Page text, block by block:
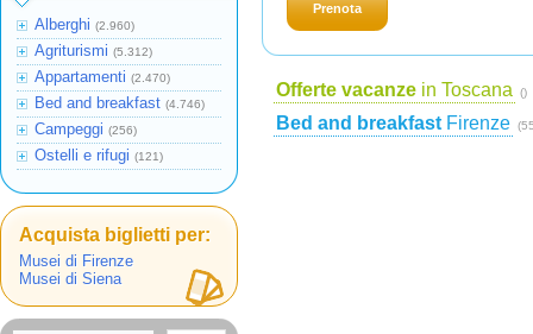
Prenota
Offerte vacanze in Toscana ()
Bed and breakfast Firenze
Alberghi (2.960)
Agriturismi (5.312)
Appartamenti (2.470)
Bed and breakfast (4.746)
Campeggi (256)
Ostelli e rifugi (121)
Acquista biglietti per:
Musei di Firenze
Musei di Siena